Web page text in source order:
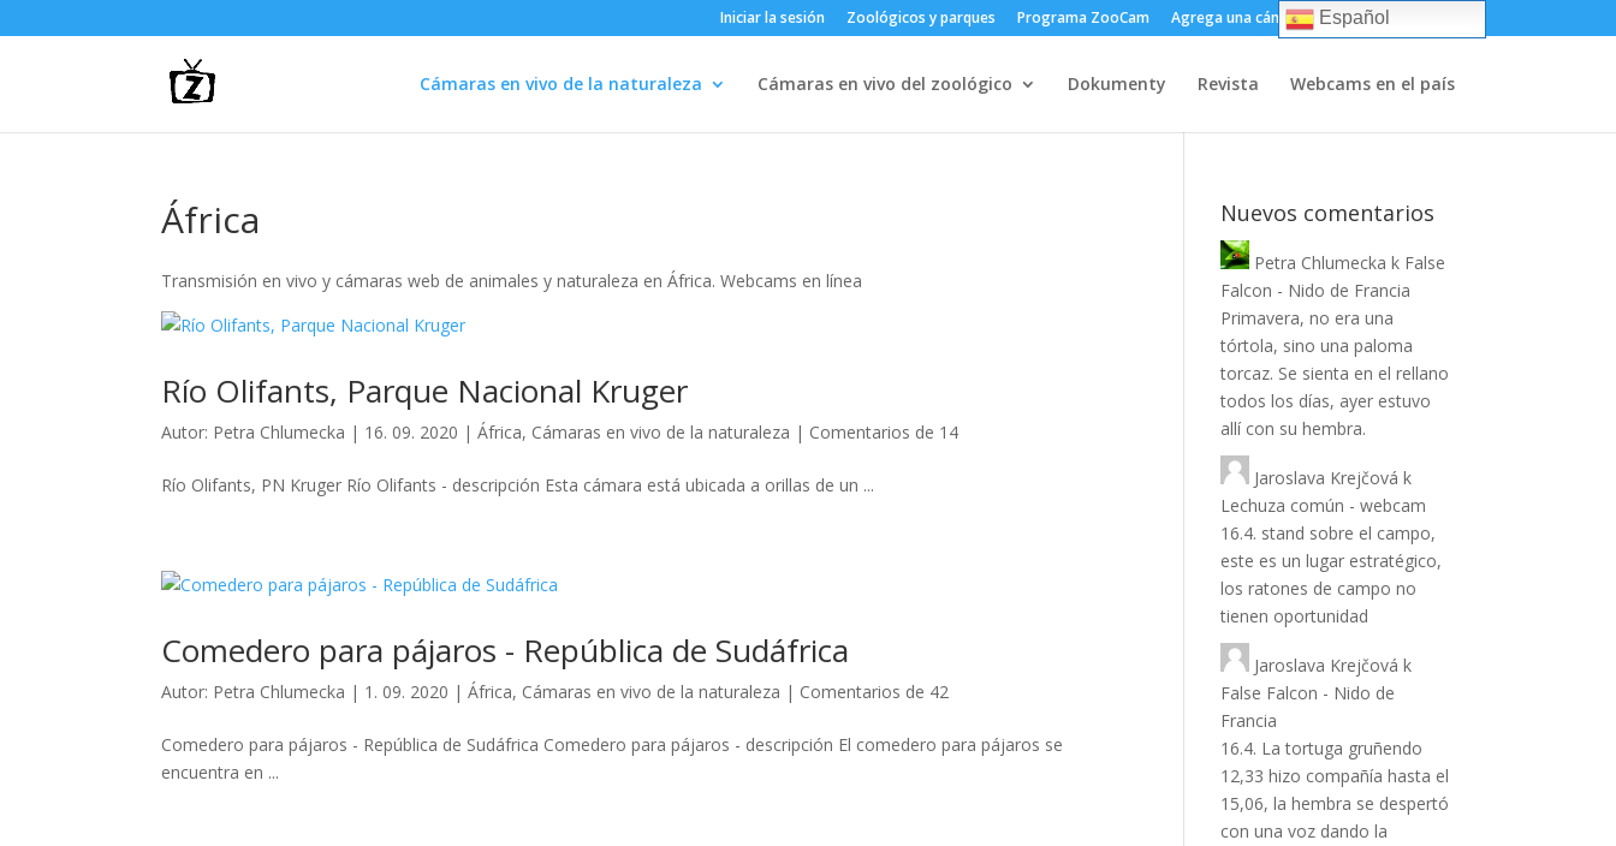
Iniciar la sesión Zoológicos y parques Programa ZooCam Agrega una cámara Sobre
Cámaras en vivo de la naturaleza Cámaras en vivo del zoológico Dokumenty Revista Webcams en el país
África
Transmisión en vivo y cámaras web de animales y naturaleza en África. Webcams en línea
Río Olifants, Parque Nacional Kruger
Autor: Petra Chlumecka | 16. 09. 2020 |África, Cámaras en vivo de la naturaleza | Comentarios de 14
Río Olifants, PN Kruger Río Olifants - descripción Esta cámara está ubicada a orillas de un ...
Comedero para pájaros - República de Sudáfrica
Autor: Petra Chlumecka | 1. 09. 2020 |África, Cámaras en vivo de la naturaleza | Comentarios de 42
Comedero para pájaros - República de Sudáfrica Comedero para pájaros - descripción El comedero para pájaros se
encuentra en ...
Nuevos comentarios
Petra Chlumecka k False
Falcon - Nido de Francia
Primavera, no era una
tórtola, sino una paloma
torcaz. Se sienta en el rellano
todos los días, ayer estuvo
allí con su hembra.
Jaroslava Krejčová k
Lechuza común - webcam
16.4. stand sobre el campo,
este es un lugar estratégico,
los ratones de campo no
tienen oportunidad
Jaroslava Krejčová k
False Falcon - Nido de
Francia
16.4. La tortuga gruñendo
12,33 hizo compañía hasta el
15,06, la hembra se despertó
con una voz dando la
Español